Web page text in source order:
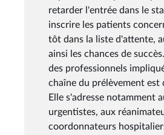
retarder l'entrée dans le
inscrire les patients
tôt dans la liste d'attente,
ainsi les chances de
des professionnels
chaîne du prélèvement est
Elle s'adresse notamment
urgentistes, aux
coordonnateurs